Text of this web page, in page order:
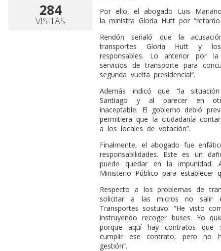
284
VISITAS
Por ello, el abogado Luis
la ministra Gloria Hutt por
Rendón señaló que la
transportes Gloria Hutt y
responsables. Lo anterior por
servicios de transporte para
segunda vuelta presidencial“.
Además indicó que “la
Santiago y al parecer en
inaceptable. El gobierno debió
permitiera que la ciudadanía
a los locales de votación”.
Finalmente, el abogado fue
responsabilidades. Este es un
puede quedar en la impunidad.
Ministerio Público para establecer
Respecto a los problemas de
solicitar a las micros no salir
Transportes sostuvo: “He visto
instruyendo recoger buses. Yo
porque aquí hay contratos que
cumplir ese contrato, pero no
gestión”.